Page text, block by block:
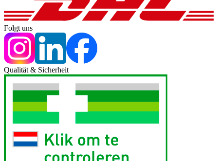
Folgt uns
Qualität & Sicherheit